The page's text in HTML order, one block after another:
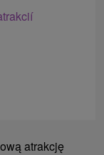
atrakcję